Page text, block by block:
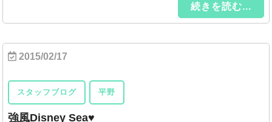
続きを読む...
2015/02/17
スタッフブログ 平野
強風Disney Sea♥